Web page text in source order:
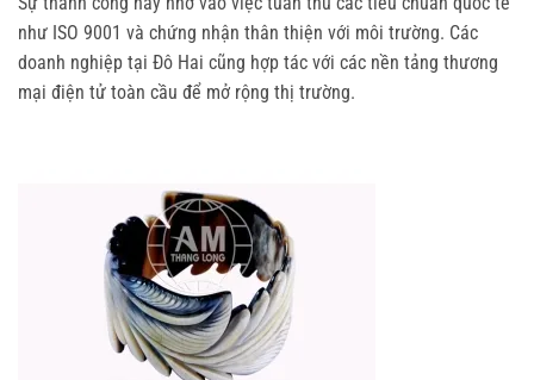
như ISO 9001 và chứng nhận thân thiện với môi trường. Các
doanh nghiệp tại Đô Hai cũng hợp tác với các nền tảng thương
mại điện tử toàn cầu để mở rộng thị trường.